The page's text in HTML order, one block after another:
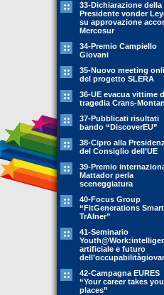
33-Dichiarazione della
Presidente vonder
su approvazione
Mercosur
34-Premio Campiello
Giovani
35-Nuovo meeting
del progetto SLERA
36-UE evacua vittime
tragedia Crans-
37-Pubblicati risultati
bando “DiscoverEU”
38-Cipro alla
del Consiglio dell’UE
39-Premio
Mattador perla
sceneggiatura
40-Focus Group
“FitGenerations Smart
TrAIner”
41-Seminario
artificiale e futuro
42-Campagna EURES
“Your career takes you
places”